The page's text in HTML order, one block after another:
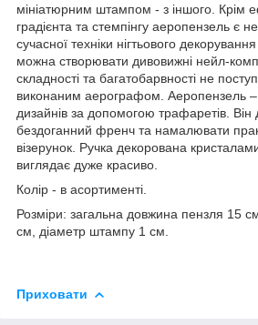
мініатюрним штампом - з іншого. Крім
градієнта та стемпінгу аеропензель є
сучасної техніки нігтьового
можна створювати дивовижні нейл-
складності та багатобарвності не
виконаним аерографом. Аеропензель –
дизайнів за допомогою трафаретів.
бездоганний френч та намалювати
візерунок. Ручка декорована
виглядає дуже красиво.
Колір - в асортименті.
Розміри: загальна довжина пензля 15
см, діаметр штампу 1 см.
Приховати